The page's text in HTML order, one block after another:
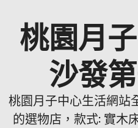
桃園月
沙發
桃園月子中心生活網站
的選物店，款式: 實木